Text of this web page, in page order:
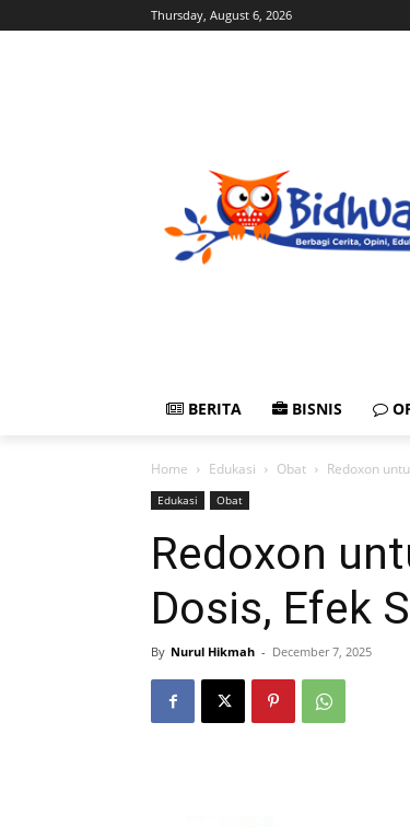
Thursday, August 6, 2026
BERITA BISNIS
Home Edukasi Obat Redoxon
Edukasi Obat
Redoxon
Dosis, Efek
By Nurul Hikmah - December 7, 2025